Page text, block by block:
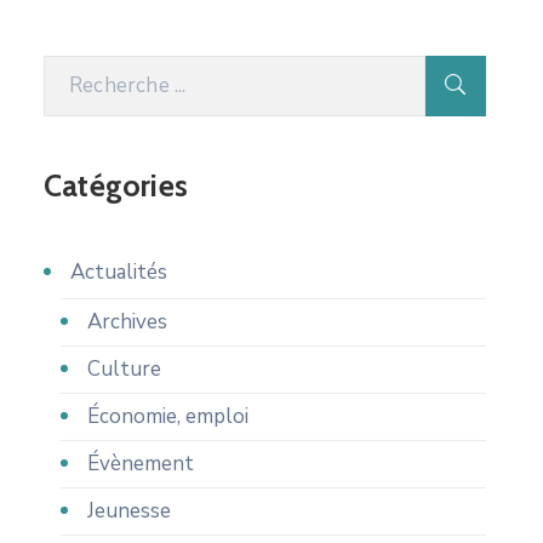
Catégories
Actualités
Archives
Culture
Économie, emploi
Évènement
Jeunesse